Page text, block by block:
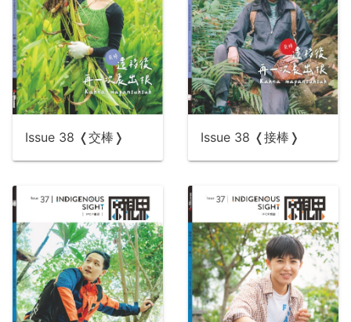
Issue 38 ❬交棒❭ Issue 38 ❬接棒❭